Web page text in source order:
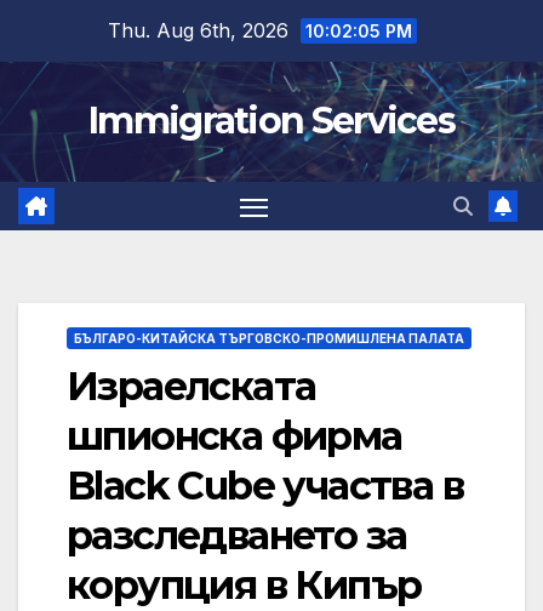
content
Thu. Aug 6th, 2026 10:02:06 PM
Immigration Services
БЪЛГАРО-КИТАЙСКА ТЪРГОВСКО-ПРОМИШЛЕНА ПАЛАТА
Израелската
шпионска фирма
Black Cube участва в
разследването за
корупция в Кипър